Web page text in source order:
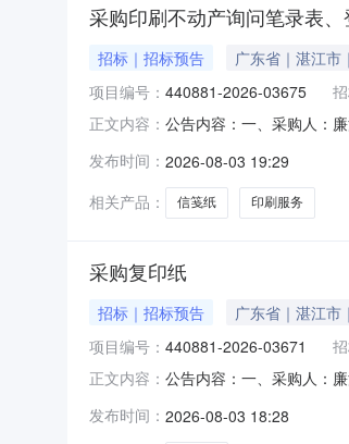
采购印刷不动产询问笔录表
招标｜招标预告 广东省｜湛江市
项目编号： 440881-2026-03675
正文内容： 公告内容：一、采购人：
0317:43:56发布人：廉江
发布时间： 2026-08-03 19:29
相关产品：
信笺纸 印刷服务
采购复印纸
招标｜招标预告 广东省｜湛江市
项目编号： 440881-2026-03671
正文内容： 公告内容：一、采购人：
发布时间： 2026-08-03 18:28